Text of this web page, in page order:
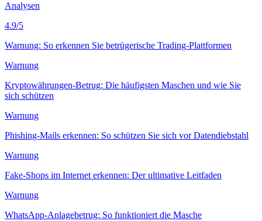
Analysen
4.9/5
Warnung: So erkennen Sie betrügerische Trading-Plattformen
Warnung
Kryptowährungen-Betrug: Die häufigsten Maschen und wie Sie
sich schützen
Warnung
Phishing-Mails erkennen: So schützen Sie sich vor Datendiebstahl
Warnung
Fake-Shops im Internet erkennen: Der ultimative Leitfaden
Warnung
WhatsApp-Anlagebetrug: So funktioniert die Masche